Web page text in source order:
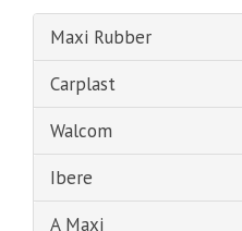
Maxi Rubber
Carplast
Walcom
Ibere
A Maxi